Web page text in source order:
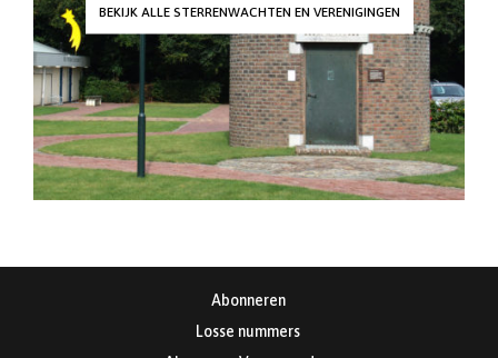
BEKIJK ALLE STERRENWACHTEN EN VERENIGINGEN
Abonneren
Losse nummers